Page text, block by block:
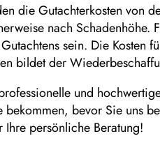
die Gutachterkosten von
nach
sein. Die
bildet der
und
bekommen, bevor Sie uns
persönliche Beratung!